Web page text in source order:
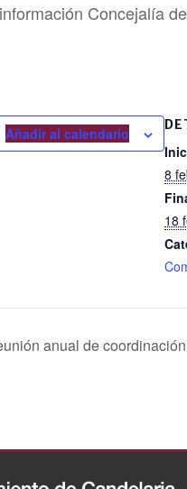
Concejalía
Añadir al calendario
8
18
anual de